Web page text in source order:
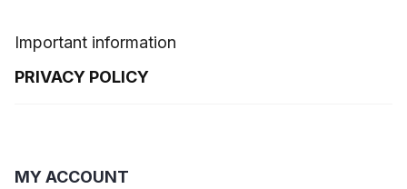
Important information
PRIVACY POLICY
MY ACCOUNT